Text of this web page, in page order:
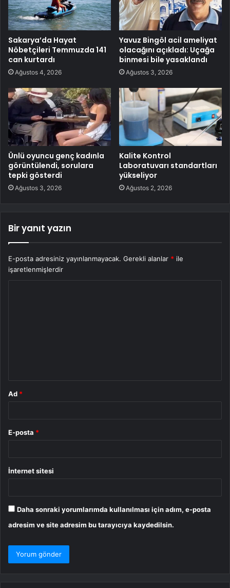
Sakarya’da Hayat
Nöbetçileri Temmuzda 141
can kurtardı
Ağustos 4, 2026
Yavuz Bingöl acil ameliyat
olacağını açıkladı: Uçağa
binmesi bile yasaklandı
Ağustos 3, 2026
Ünlü oyuncu genç kadınla
görüntülendi, sorulara
tepki gösterdi
Ağustos 3, 2026
Kalite Kontrol
Laboratuvarı standartları
yükseliyor
Ağustos 2, 2026
Bir yanıt yazın
E-posta adresiniz yayınlanmayacak. Gerekli alanlar * ile
işaretlenmişlerdir
Ad *
E-posta *
İnternet sitesi
Daha sonraki yorumlarımda kullanılması için adım, e-posta
adresim ve site adresim bu tarayıcıya kaydedilsin.